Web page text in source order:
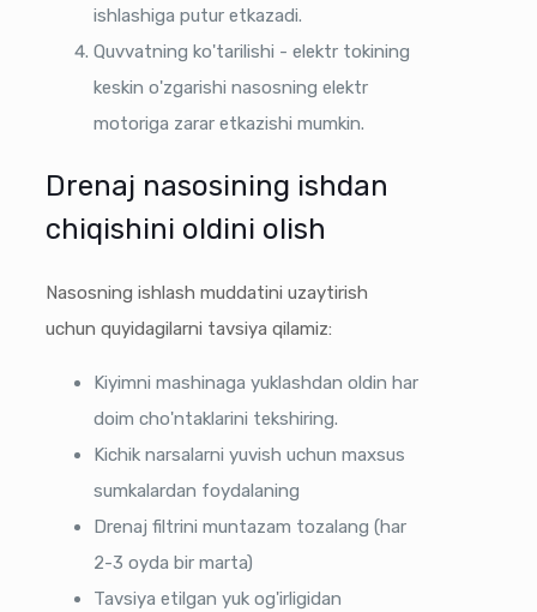
ishlashiga putur etkazadi.
Quvvatning ko'tarilishi - elektr tokining
keskin o'zgarishi nasosning elektr
motoriga zarar etkazishi mumkin.
Drenaj nasosining ishdan
chiqishini oldini olish
Nasosning ishlash muddatini uzaytirish
uchun quyidagilarni tavsiya qilamiz:
Kiyimni mashinaga yuklashdan oldin har
doim cho'ntaklarini tekshiring.
Kichik narsalarni yuvish uchun maxsus
sumkalardan foydalaning
Drenaj filtrini muntazam tozalang (har
2-3 oyda bir marta)
Tavsiya etilgan yuk og'irligidan